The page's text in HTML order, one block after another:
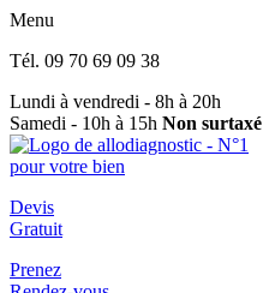
Menu
Tél. 09 70 69 09 38
Lundi à vendredi - 8h à 20h
Samedi - 10h à 15h Non surtaxé
Devis
Gratuit
Prenez